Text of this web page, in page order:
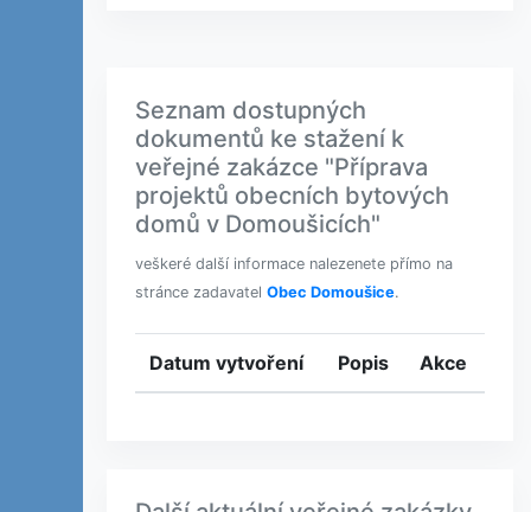
Seznam dostupných
dokumentů ke stažení k
veřejné zakázce "Příprava
projektů obecních bytových
domů v Domoušicích"
veškeré další informace nalezenete přímo na
stránce zadavatel Obec Domoušice.
Datum vytvoření Popis Akce